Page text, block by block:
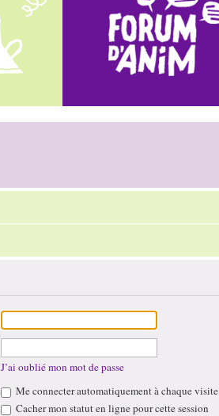
J’ai oublié mon mot de passe
Me connecter automatiquement à chaque visite
Cacher mon statut en ligne pour cette session